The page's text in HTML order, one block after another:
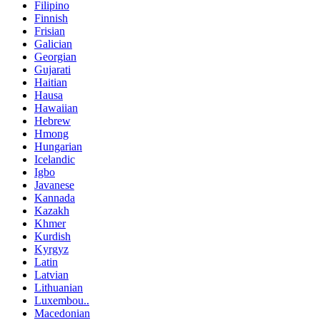
Filipino
Finnish
Frisian
Galician
Georgian
Gujarati
Haitian
Hausa
Hawaiian
Hebrew
Hmong
Hungarian
Icelandic
Igbo
Javanese
Kannada
Kazakh
Khmer
Kurdish
Kyrgyz
Latin
Latvian
Lithuanian
Luxembou..
Macedonian